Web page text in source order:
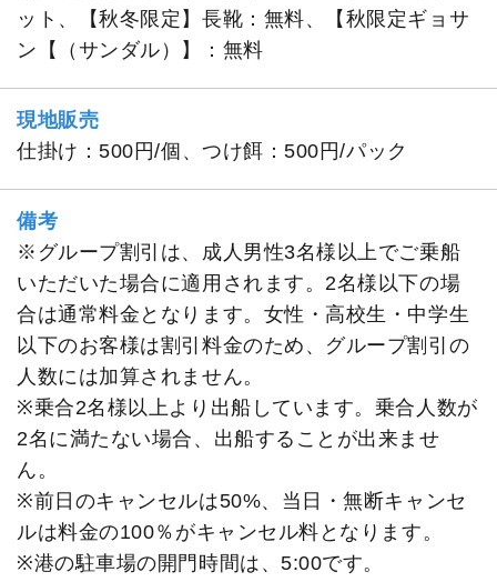
ット、【秋冬限定】長靴：無料、【秋限定ギョサ
ン【（サンダル）】：無料
現地販売
仕掛け：500円/個、つけ餌：500円/パック
備考
※グループ割引は、成人男性3名様以上でご乗船
いただいた場合に適用されます。2名様以下の場
合は通常料金となります。女性・高校生・中学生
以下のお客様は割引料金のため、グループ割引の
人数には加算されません。
※乗合2名様以上より出船しています。乗合人数が
2名に満たない場合、出船することが出来ませ
ん。
※前日のキャンセルは50%、当日・無断キャンセ
ルは料金の100％がキャンセル料となります。
※港の駐車場の開門時間は、5:00です。